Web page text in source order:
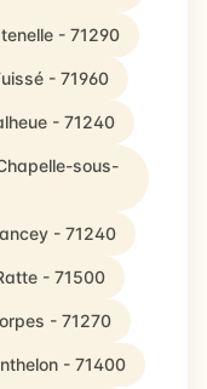
- 71290
- 71960
- 71240
sous-
- 71240
- 71500
- 71270
- 71400